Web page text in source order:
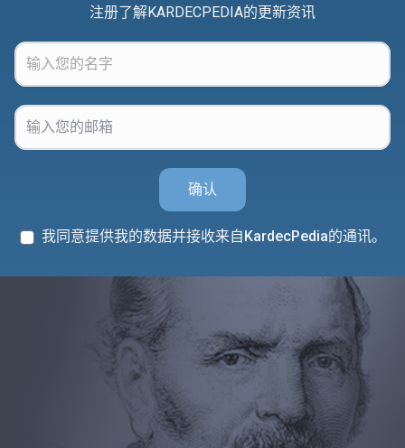
注册了解KARDECPEDIA的更新资讯
确认
我同意提供我的数据并接收来自KardecPedia的通讯。